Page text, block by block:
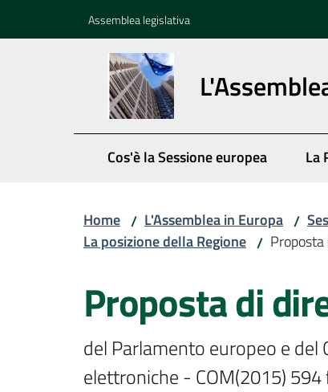
Assemblea legislativa
Cos'è la Sessione europea La
Home / L'Assemblea in Europa /
La posizione della Regione /
Proposta di
del Parlamento europeo e
elettroniche - COM(2015)